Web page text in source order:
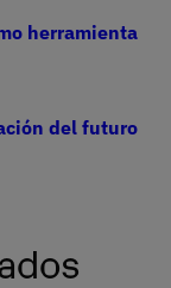
herramienta
del futuro